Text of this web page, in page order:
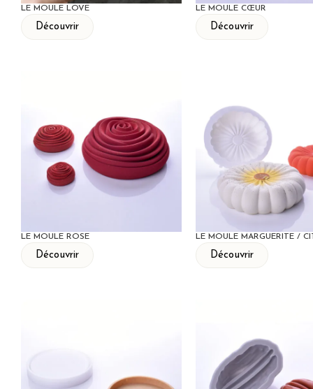
LE MOULE LOVE
Découvrir
LE MOULE CŒUR
Découvrir
LE MOULE ROSE
Découvrir
LE MOULE MARGUERITE /
Découvrir